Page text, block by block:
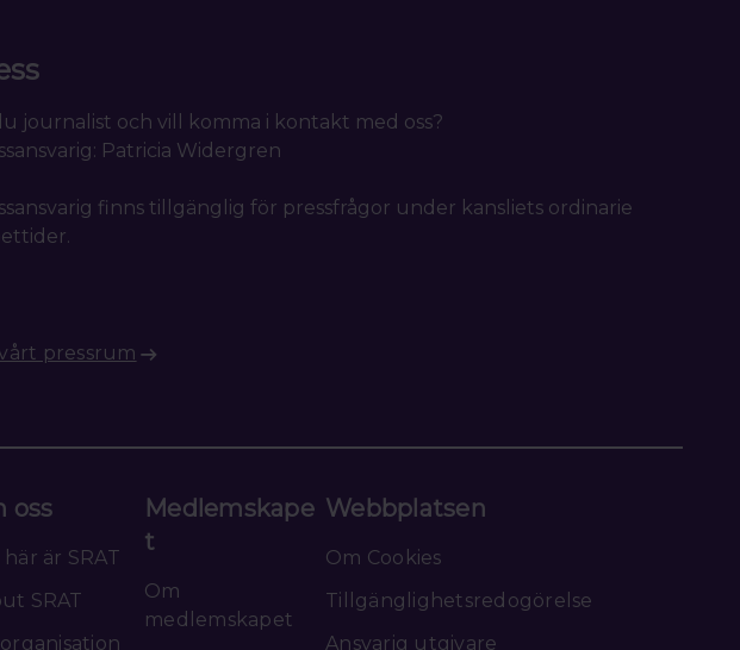
journalist och vill komma i kontakt med oss?
Patricia Widergren
finns tillgänglig för pressfrågor under kansliets ordinarie
pressrum
oss
är SRAT
SRAT
Medlemskape
t
Om
medlemskapet
Webbplatsen
Om Cookies
Tillgänglighetsredogörelse
Ansvarig utgivare